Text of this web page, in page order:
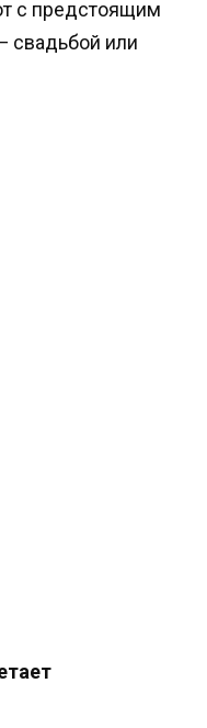
с предстоящим
или